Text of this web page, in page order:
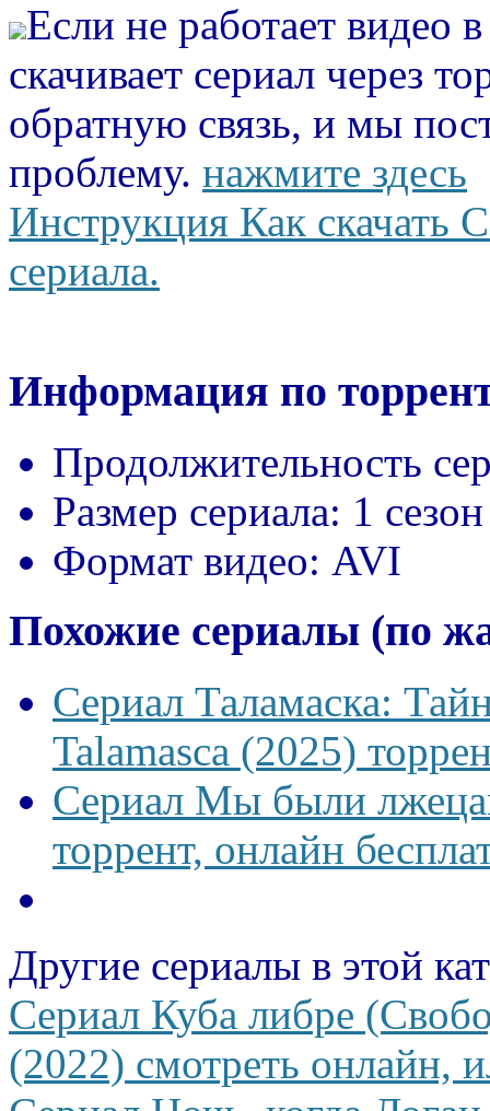
Если не работает видео
скачивает сериал через
обратную связь, и мы
проблему. нажмите здесь
Инструкция Как скачать
сериала.
Информация по
Продолжительность
Размер сериала: 1
Формат видео: AVI
Похожие сериалы (по
Сериал Таламаска:
Talamasca (2025)
Сериал Мы были
торрент, онлайн
Другие сериалы в этой
Сериал Куба либре
(2022) смотреть онлайн,